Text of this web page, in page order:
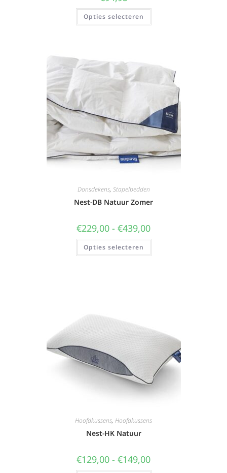
Opties selecteren
Donsdekens, Stapelbedden
Nest-DB Natuur Zomer
€229,00 - €439,00
Opties selecteren
Hoofdkussens, Hoofdkussens
Nest-HK Natuur
€129,00 - €149,00